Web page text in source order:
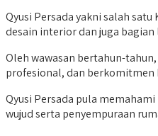
Qyusi Persada yakni salah
desain interior dan juga
Oleh wawasan bertahun-
profesional, dan berkomitmen
Qyusi Persada pula
wujud serta penyempuraan